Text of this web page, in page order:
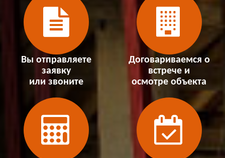
Вы отправляете
заявку
или звоните
Договариваемся о
встрече и
осмотре объекта